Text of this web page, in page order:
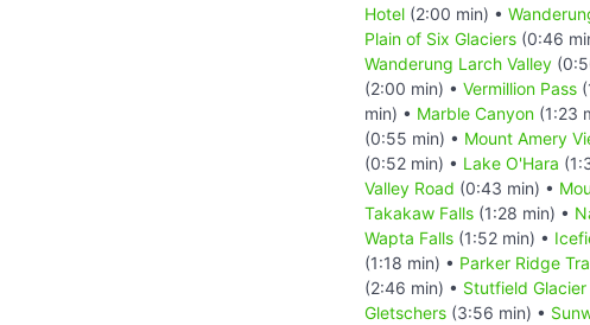
Hotel (2:00 min) •
Plain of Six Glaciers (0:46
Wanderung Larch Valley
(2:00 min) • Vermillion Pass
min) • Marble Canyon (1:23
(0:55 min) • Mount Amery
(0:52 min) • Lake O'Hara
Valley Road (0:43 min) •
Takakaw Falls (1:28 min) •
Wapta Falls (1:52 min) •
(1:18 min) • Parker Ridge
(2:46 min) • Stutfield
Gletschers (3:56 min) •